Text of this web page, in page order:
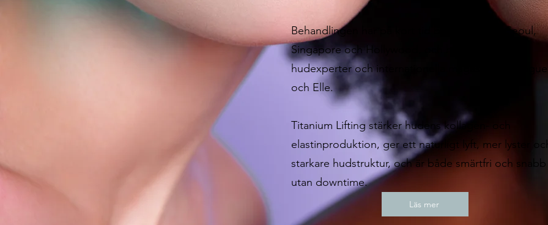
Behandlingen har på kort tid blivit populär i Seoul,
Singapore och Hollywood, och hyllas av både
hudexperter och internationella magasin som Vogue
och Elle.
Titanium Lifting stärker hudens kollagen- och
elastinproduktion, ger ett naturligt lyft, mer lyster
starkare hudstruktur, och är både smärtfri och snabb
utan downtime.
Läs mer